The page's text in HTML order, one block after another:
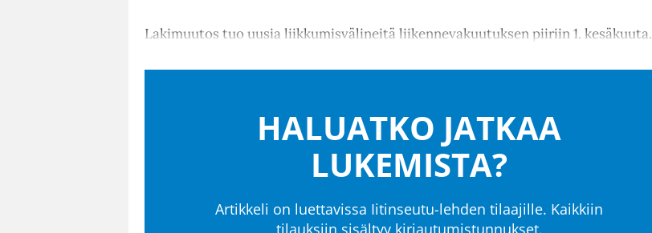
Lakimuutos tuo uusia liikkumisvälineitä liikennevakuutuksen piiriin 1. kesäkuuta.
HALUATKO JATKAA
LUKEMISTA?
Artikkeli on luettavissa Iitinseutu-lehden tilaajille. Kaikkiin
tilauksiin sisältyy kirjautumistunnukset.